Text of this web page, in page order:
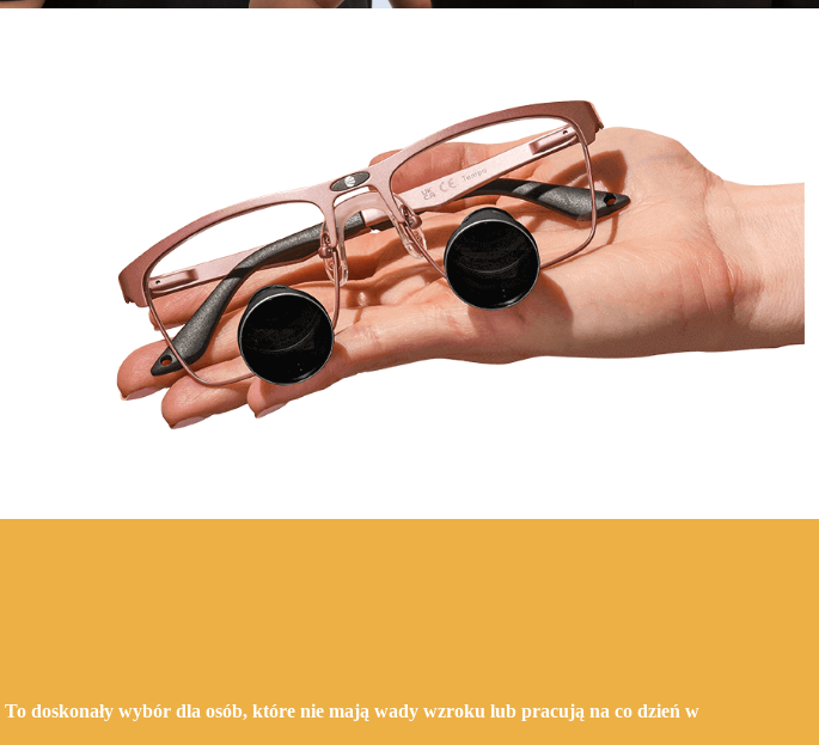
To doskonały wybór dla osób, które nie mają wady wzroku lub pracują na co dzień w